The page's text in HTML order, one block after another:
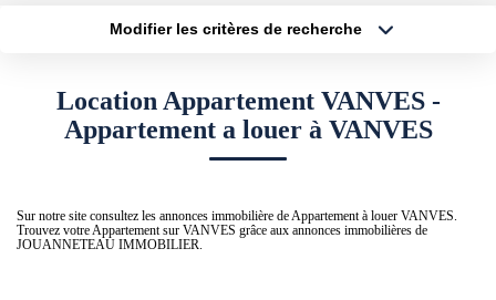
OFF-MARKET
ESTIMER
Estimation En Ligne
Modifier les critères de recherche
Sélectionnez...
Type de bien
Surface min
Créer une alerte
Location Appartement VANVES -
Appartement a louer à VANVES
Sur notre site consultez les annonces immobilière de Appartement à louer VANVES.
Trouvez votre Appartement sur VANVES grâce aux annonces immobilières de
JOUANNETEAU IMMOBILIER.